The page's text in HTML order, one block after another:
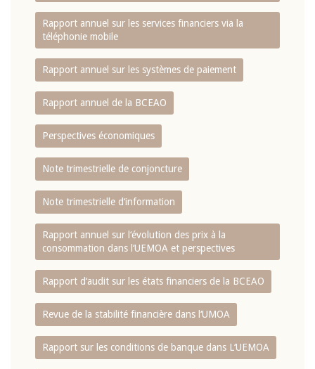
Rapport annuel sur les services financiers via la
téléphonie mobile
Rapport annuel sur les systèmes de paiement
Rapport annuel de la BCEAO
Perspectives économiques
Note trimestrielle de conjoncture
Note trimestrielle d‘information
Rapport annuel sur l‘évolution des prix à la
consommation dans l‘UEMOA et perspectives
Rapport d‘audit sur les états financiers de la BCEAO
Revue de la stabilité financière dans l‘UMOA
Rapport sur les conditions de banque dans L‘UEMOA